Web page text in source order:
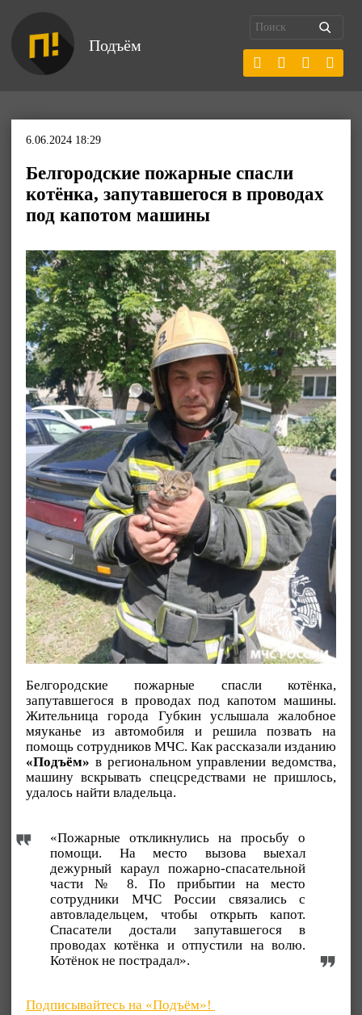
Подъём
6.06.2024 18:29
Белгородские пожарные спасли
котёнка, запутавшегося в проводах
под капотом машины
Белгородские пожарные спасли котёнка,
запутавшегося в проводах под капотом машины.
Жительница города Губкин услышала жалобное
мяуканье из автомобиля и решила позвать на
помощь сотрудников МЧС. Как рассказали изданию
«Подъём» в региональном управлении ведомства,
машину вскрывать спецсредствами не пришлось,
удалось найти владельца.
«Пожарные откликнулись на просьбу о
помощи. На место вызова выехал
дежурный караул пожарно-спасательной
части № 8. По прибытии на место
сотрудники МЧС России связались с
автовладельцем, чтобы открыть капот.
Спасатели достали запутавшегося в
проводах котёнка и отпустили на волю.
Котёнок не пострадал».
Подписывайтесь на «Подъём»!